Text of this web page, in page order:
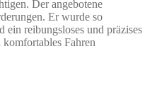
Der angebotene
Er wurde so
ein reibungsloses und präzises
Fahren